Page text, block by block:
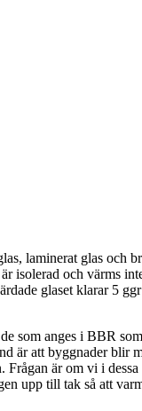
laminerat glas och
isolerad och värms
glaset klarar 5
som anges i BBR
är att byggnader blir
är om vi i
upp till tak så att